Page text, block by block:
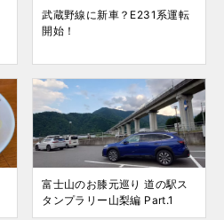
武蔵野線に新車？E231系運転
開始！
富士山のお膝元巡り 道の駅ス
タンプラリー山梨編 Part.1